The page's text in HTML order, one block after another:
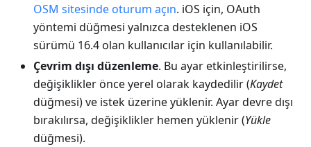
OSM sitesinde oturum açın. iOS için, OAuth
yöntemi düğmesi yalnızca desteklenen iOS
sürümü 16.4 olan kullanıcılar için kullanılabilir.
Çevrim dışı düzenleme. Bu ayar etkinleştirilirse,
değişiklikler önce yerel olarak kaydedilir (Kaydet
düğmesi) ve istek üzerine yüklenir. Ayar devre dışı
bırakılırsa, değişiklikler hemen yüklenir (Yükle
düğmesi).